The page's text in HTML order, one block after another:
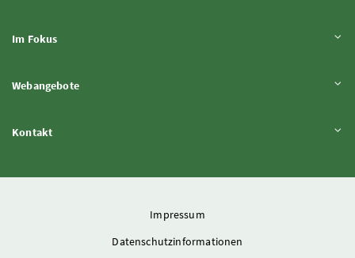
Im FokusInhalt aufklappen
WebangeboteInhalt aufklappen
KontaktInhalt aufklappen
Impressum
Datenschutzinformationen